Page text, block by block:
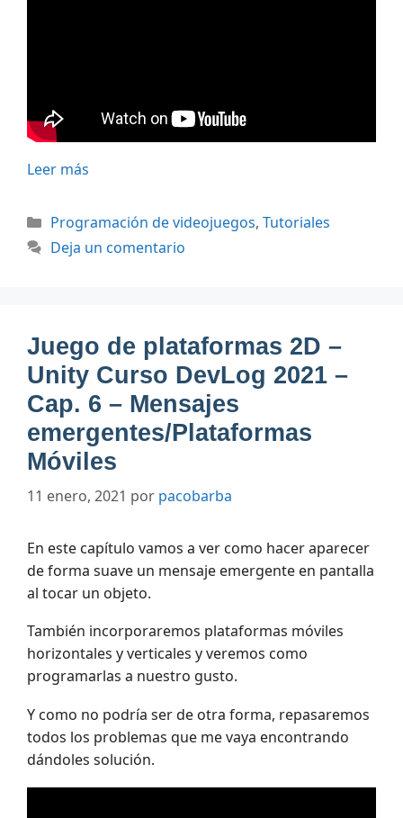
Leer más
Categorías
Programación de videojuegos, Tutoriales
Deja un comentario
Juego de plataformas 2D –
Unity Curso DevLog 2021 –
Cap. 6 – Mensajes
emergentes/Plataformas
Móviles
11 enero, 2021 por pacobarba
En este capítulo vamos a ver como hacer aparecer
de forma suave un mensaje emergente en pantalla
al tocar un objeto.
También incorporaremos plataformas móviles
horizontales y verticales y veremos como
programarlas a nuestro gusto.
Y como no podría ser de otra forma, repasaremos
todos los problemas que me vaya encontrando
dándoles solución.